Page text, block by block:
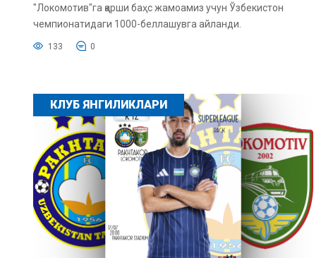
"Локомотив"га қарши баҳс жамоамиз учун Ўзбекистон
чемпионатидаги 1000-беллашувга айланди.
133 0
КЛУБ ЯНГИЛИКЛАРИ